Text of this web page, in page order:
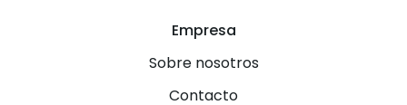
Empresa
Sobre nosotros
Contacto